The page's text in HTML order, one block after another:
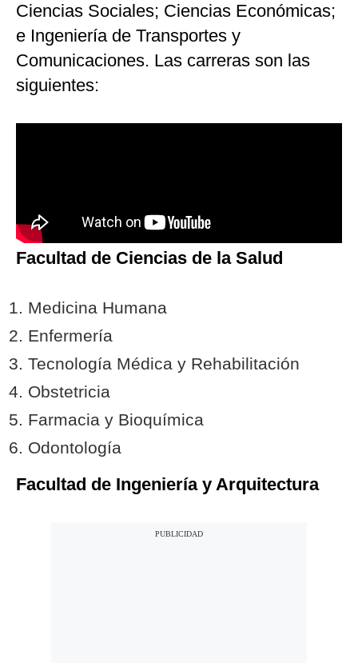
Ciencias Sociales; Ciencias Económicas;
e Ingeniería de Transportes y
Comunicaciones. Las carreras son las
siguientes:
Facultad de Ciencias de la Salud
Medicina Humana
Enfermería
Tecnología Médica y Rehabilitación
Obstetricia
Farmacia y Bioquímica
Odontología
Facultad de Ingeniería y Arquitectura